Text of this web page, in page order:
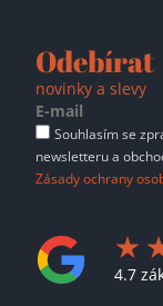
Odebírat
novinky a slevy
Souhlasím se
newsletteru a
Zásady ochrany
4.7